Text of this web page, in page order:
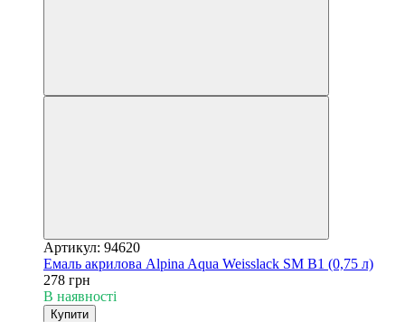
Артикул: 94620
Емаль акрилова Alpina Aqua Weisslack SM B1 (0,75 л)
278 грн
В наявності
Купити